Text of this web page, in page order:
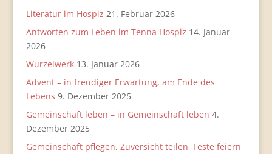
Literatur im Hospiz 21. Februar 2026
Antworten zum Leben im Tenna Hospiz 14. Januar
2026
Wurzelwerk 13. Januar 2026
Advent – in freudiger Erwartung, am Ende des
Lebens 9. Dezember 2025
Gemeinschaft leben – in Gemeinschaft leben 4.
Dezember 2025
Gemeinschaft pflegen, Zuversicht teilen, Feste feiern